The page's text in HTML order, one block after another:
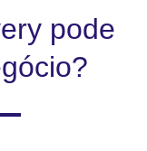
pode